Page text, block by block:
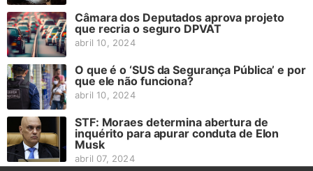
Câmara dos Deputados aprova projeto
que recria o seguro DPVAT
abril 10, 2024
O que é o ‘SUS da Segurança Pública’ e por
que ele não funciona?
abril 10, 2024
STF: Moraes determina abertura de
inquérito para apurar conduta de Elon
Musk
abril 07, 2024